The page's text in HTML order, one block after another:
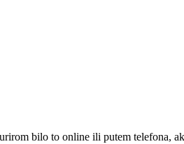
bilo to online ili putem telefona,